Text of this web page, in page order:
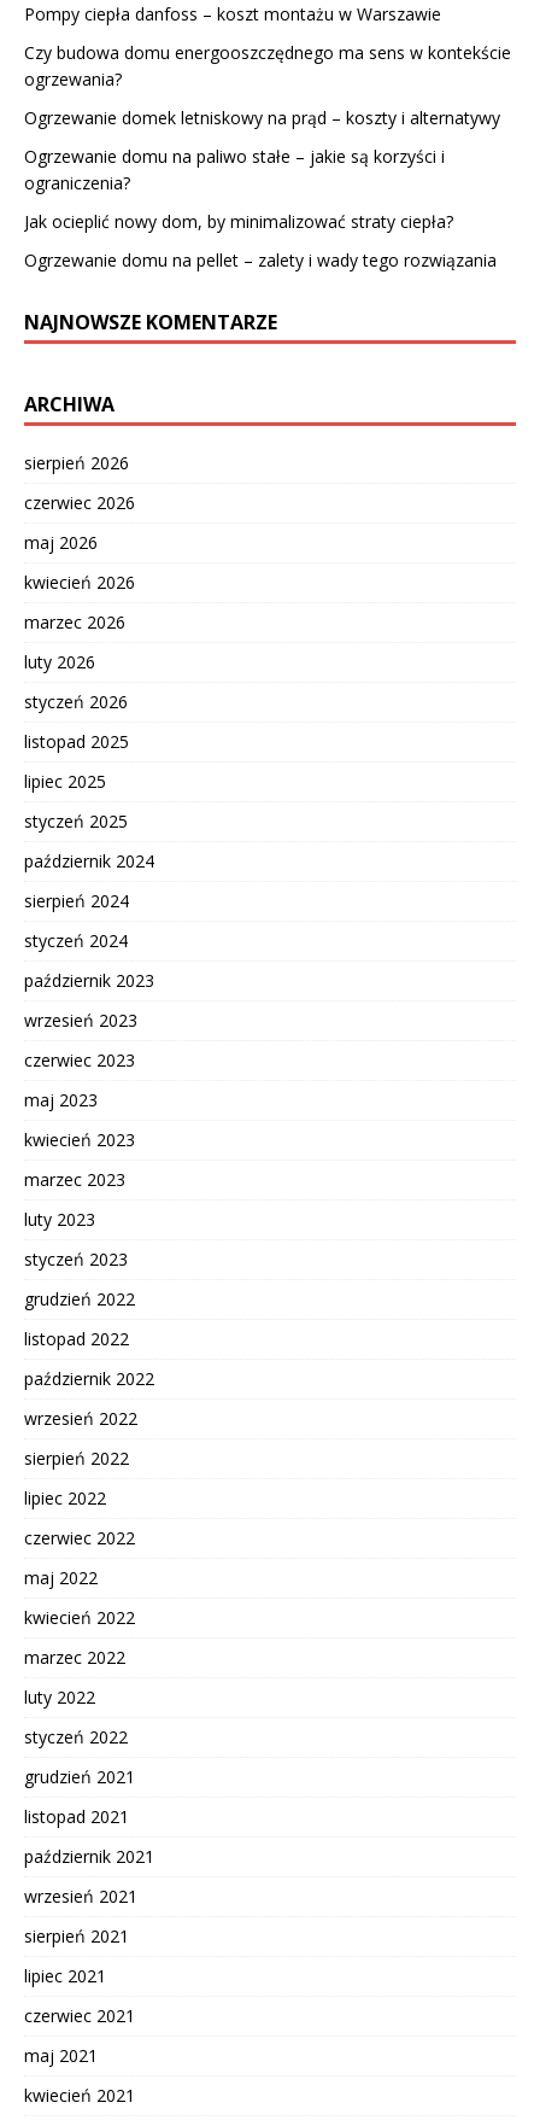
Pompy ciepła danfoss – koszt montażu w Warszawie
Czy budowa domu energooszczędnego ma sens w kontekście
ogrzewania?
Ogrzewanie domek letniskowy na prąd – koszty i alternatywy
Ogrzewanie domu na paliwo stałe – jakie są korzyści i
ograniczenia?
Jak ocieplić nowy dom, by minimalizować straty ciepła?
Ogrzewanie domu na pellet – zalety i wady tego rozwiązania
NAJNOWSZE KOMENTARZE
ARCHIWA
sierpień 2026
czerwiec 2026
maj 2026
kwiecień 2026
marzec 2026
luty 2026
styczeń 2026
listopad 2025
lipiec 2025
styczeń 2025
październik 2024
sierpień 2024
styczeń 2024
październik 2023
wrzesień 2023
czerwiec 2023
maj 2023
kwiecień 2023
marzec 2023
luty 2023
styczeń 2023
grudzień 2022
listopad 2022
październik 2022
wrzesień 2022
sierpień 2022
lipiec 2022
czerwiec 2022
maj 2022
kwiecień 2022
marzec 2022
luty 2022
styczeń 2022
grudzień 2021
listopad 2021
październik 2021
wrzesień 2021
sierpień 2021
lipiec 2021
czerwiec 2021
maj 2021
kwiecień 2021